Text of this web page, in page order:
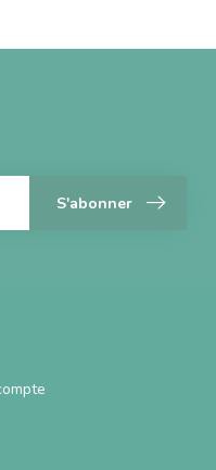
S'abonner